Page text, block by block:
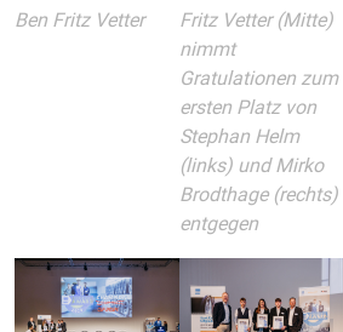
Ben Fritz Vetter
Fritz Vetter (Mitte)
nimmt
Gratulationen zum
ersten Platz von
Stephan Helm
(links) und Mirko
Brodthage (rechts)
entgegen